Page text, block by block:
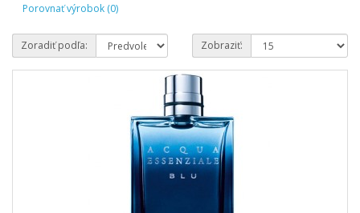
Porovnať výrobok (0)
Zoradiť podľa: Zobraziť: